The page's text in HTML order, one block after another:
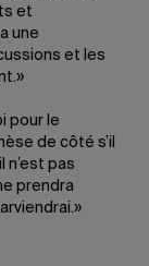
et
une
et les
pour le
de côté s’il
n’est pas
prendra